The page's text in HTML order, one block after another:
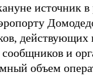
источник
и
объем